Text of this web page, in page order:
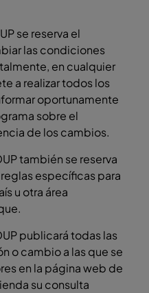
se reserva el
las condiciones
en cualquier
a realizar todos los
oportunamente
sobre el
de los cambios.
también se reserva
específicas para
u otra área
publicará todas las
o cambio a las que se
en la página web de
su consulta